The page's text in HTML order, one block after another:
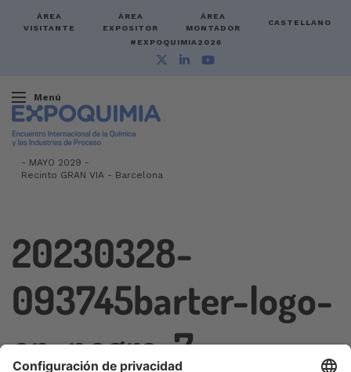
ÁREA
VISITANTE
ÁREA
EXPOSITOR
ÁREA
MONTADOR
CASTELLANO
#EXPOQUIMIA2026
Menú
- MAYO 2029 -
Recinto GRAN VIA - Barcelona
20230328-
093745barter-logo-
en-negro-7